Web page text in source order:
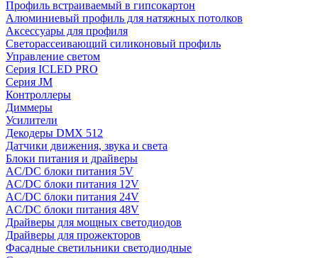
Профиль встраиваемый в гипсокартон
Алюминиевый профиль для натяжных потолков
Аксессуары для профиля
Светорассеивающий силиконовый профиль
Управление светом
Серия ICLED PRO
Серия JM
Контроллеры
Диммеры
Усилители
Декодеры DMX 512
Датчики движения, звука и света
Блоки питания и драйверы
AC/DC блоки питания 5V
AC/DC блоки питания 12V
AC/DC блоки питания 24V
AC/DC блоки питания 48V
Драйверы для мощных светодиодов
Драйверы для прожекторов
Фасадные светильники светодиодные